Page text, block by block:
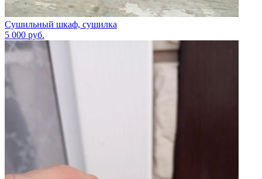
Сушильный шкаф, сушилка
5 000 руб.